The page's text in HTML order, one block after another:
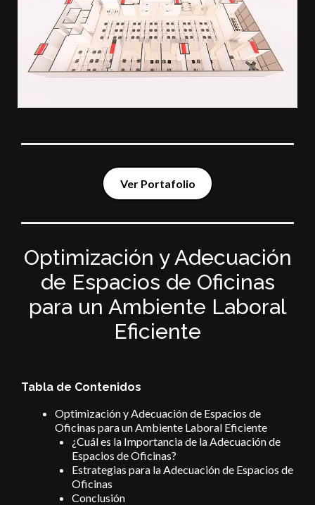
Ver Portafolio
Optimización y Adecuación
de Espacios de Oficinas
para un Ambiente Laboral
Eficiente
Tabla de Contenidos
Optimización y Adecuación de Espacios de
Oficinas para un Ambiente Laboral Eficiente
¿Cuál es la Importancia de la Adecuación de
Espacios de Oficinas?
Estrategias para la Adecuación de Espacios de
Oficinas
Conclusión